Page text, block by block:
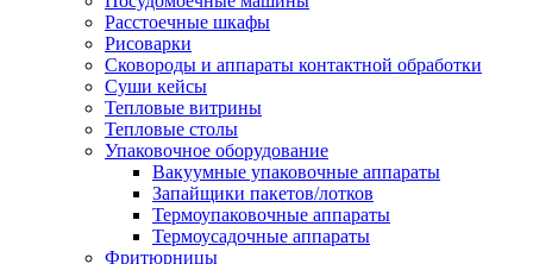
Расстоечные шкафы
Рисоварки
Сковороды и аппараты контактной обработки
Суши кейсы
Тепловые витрины
Тепловые столы
Упаковочное оборудование
Вакуумные упаковочные аппараты
Запайщики пакетов/лотков
Термоупаковочные аппараты
Термоусадочные аппараты
Фритюрницы